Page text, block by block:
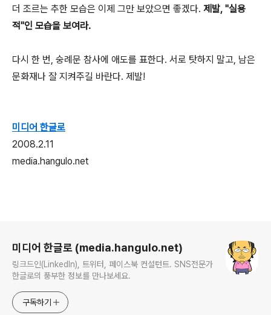
더 조르는 추한 모습은 이제 그만 보았으면 좋겠다. 제발, "실용
적"인 모습을 보여라.
다시 한 번, 숭례문 참사에 애도를 표한다. 서로 탓하지 말고, 남은
문화재나 잘 지켜주길 바란다. 제발!
미디어 한글로
2008.2.11
media.hangulo.net
미디어 한글로 (media.hangulo.net)
링크드인(LinkedIn), 트위터, 페이스북 컨설턴트. SNS전문가
한글로의 풍부한 정보를 만나보세요.
구독하기